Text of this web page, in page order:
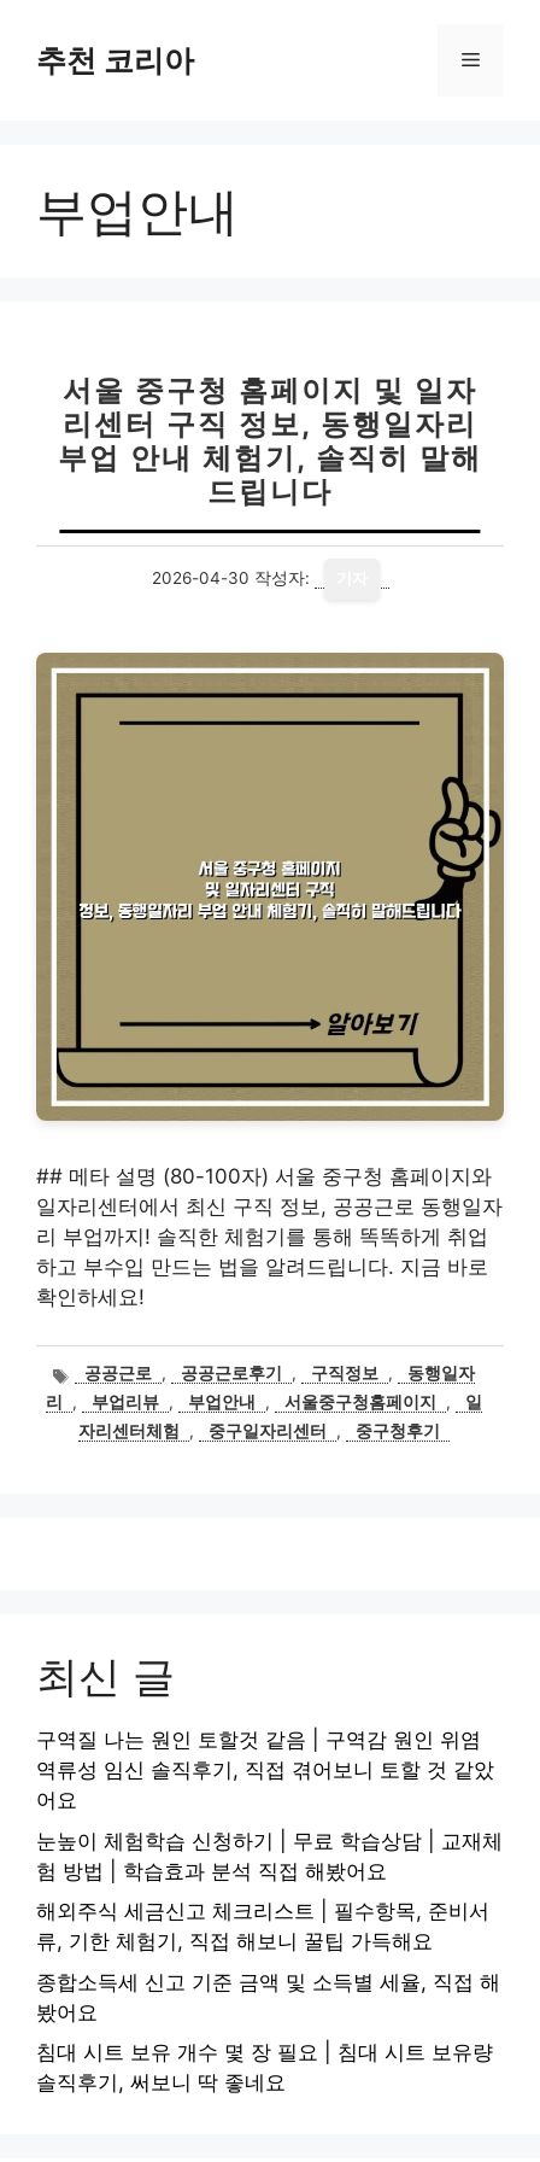
추천 코리아 메
부업안내
서울 중구청 홈페이지 및 일자
리센터 구직 정보, 동행일자리
부업 안내 체험기, 솔직히 말해
드립니다
2026-04-30 작성자:
## 메타 설명 (80-100자) 서울 중구청 홈페이지와
일자리센터에서 최신 구직 정보, 공공근로 동행일자
리 부업까지! 솔직한 체험기를 통해 똑똑하게 취업
하고 부수입 만드는 법을 알려드립니다. 지금 바로
확인하세요!
태공공근로 , 공공근로후기 , 구직정보 ,
동행일자
리
, 부업리뷰 , 부업안내 , 서울중구청홈페이지 ,
일
자리센터체험
, 중구일자리센터 , 중구청후기
최신 글
구역질 나는 원인 토할것 같음 | 구역감 원인 위염
역류성 임신 솔직후기, 직접 겪어보니 토할 것 같았
어요
눈높이 체험학습 신청하기 | 무료 학습상담 | 교재체
험 방법 | 학습효과 분석 직접 해봤어요
해외주식 세금신고 체크리스트 | 필수항목, 준비서
류, 기한 체험기, 직접 해보니 꿀팁 가득해요
종합소득세 신고 기준 금액 및 소득별 세율, 직접 해
봤어요
침대 시트 보유 개수 몇 장 필요 | 침대 시트 보유량
솔직후기, 써보니 딱 좋네요